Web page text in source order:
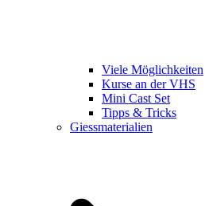
Viele Möglichkeiten
Kurse an der VHS
Mini Cast Set
Tipps & Tricks
Giessmaterialien